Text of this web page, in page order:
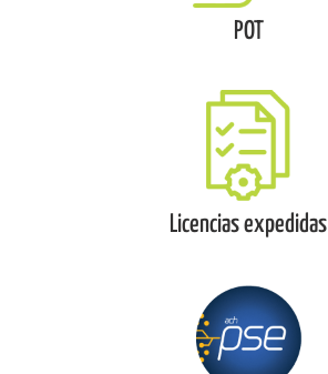
POT
Licencias expedidas